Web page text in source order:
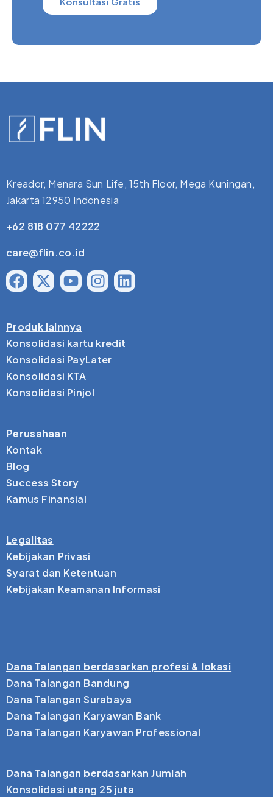
Kreador, Menara Sun Life, 15th Floor, Mega Kuningan,
Jakarta 12950 Indonesia
+62 818 077 42222
care@flin.co.id
Produk lainnya
Konsolidasi kartu kredit
Konsolidasi PayLater
Konsolidasi KTA
Konsolidasi Pinjol
Perusahaan
Kontak
Blog
Success Story
Kamus Finansial
Legalitas
Kebijakan Privasi
Syarat dan Ketentuan
Kebijakan Keamanan Informasi
Dana Talangan berdasarkan profesi & lokasi
Dana Talangan Bandung
Dana Talangan Surabaya
Dana Talangan Karyawan Bank
Dana Talangan Karyawan Professional
Dana Talangan berdasarkan Jumlah
Konsolidasi utang 25 juta